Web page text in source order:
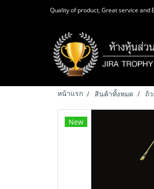
Quality of product, Great service and
หน้าแรก สินค้าทั้งหมด ถ้
New